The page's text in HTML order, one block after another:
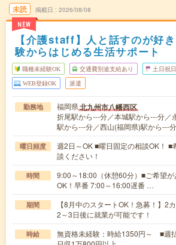
未読
NEW
掲載日 2026/08/08
【介護staff】人と話すのが好
験からはじめる生活サポート
職種未経験OK 交通費別途支給あり 土日祝
WEB登録OK 派遣
勤務地 福岡県北九州市八幡西区
折尾駅から---分／本城駅から---分／
駅から---分／西山(福岡県)駅から---分
曜日頻度
週2日～OK ■曜日固定の相談OK！ ■
談ください！
時間
9:00～18:00（休憩60分）■ご希望が
OK！早番 7:00～16:00遅番 …
期間
【8月中のスタートOK！急募！】
2～3日後に就業が可能です！
時給
無資格未経験：時給1350円～ ■